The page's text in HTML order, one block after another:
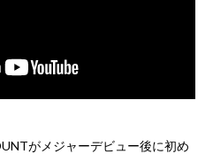
がメジャーデビュー後に初め